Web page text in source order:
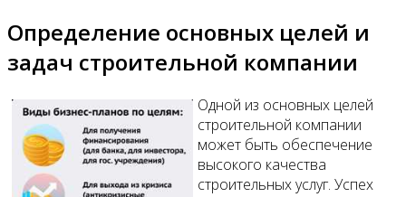
Определение основных целей и
задач строительной компании
Одной из основных целей
строительной компании
может быть обеспечение
высокого качества
строительных услуг. Успех